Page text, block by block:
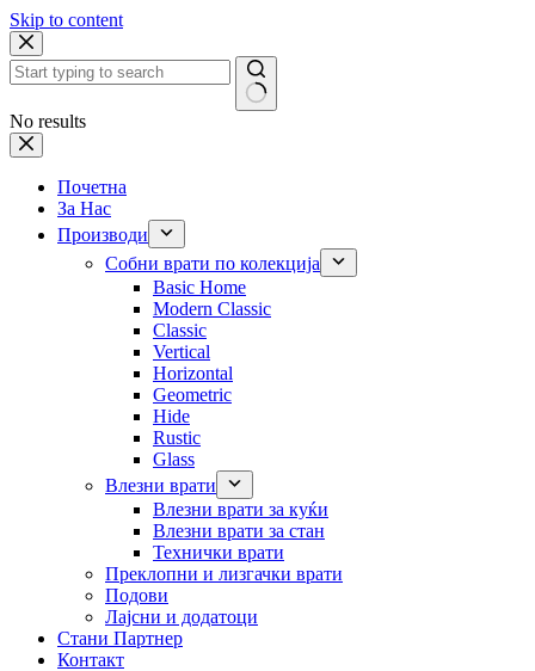
Skip to content
No results
Почетна
За Нас
Производи
Собни врати по колекција
Basic Home
Modern Classic
Classic
Vertical
Horizontal
Geometric
Hide
Rustic
Glass
Влезни врати
Влезни врати за куќи
Влезни врати за стан
Технички врати
Преклопни и лизгачки врати
Подови
Лајсни и додатоци
Стани Партнер
Контакт